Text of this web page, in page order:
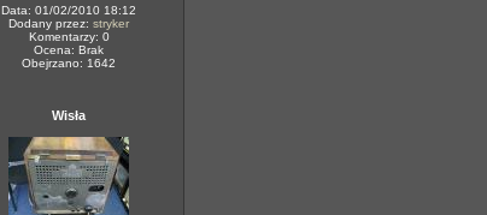
Data: 01/02/2010 18:12
Dodany przez: stryker
Komentarzy: 0
Ocena: Brak
Obejrzano: 1642
Wisła